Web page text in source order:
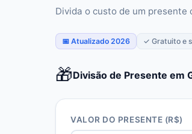
Divida o custo de um
📅 Atualizado 2026 ✓ Gratuito e
🎁Divisão de Presente em
VALOR DO PRESENTE (R$)